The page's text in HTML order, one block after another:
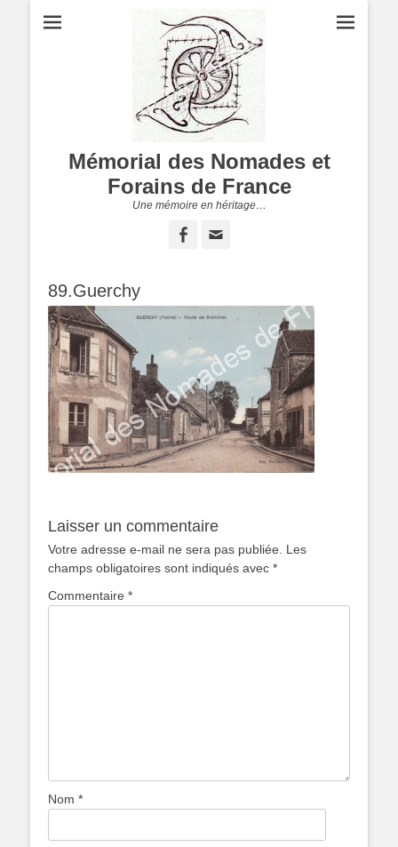
Mémorial des Nomades et
Forains de France
Une mémoire en héritage…
Facebook
89.Guerchy
Laisser un commentaire
Votre adresse e-mail ne sera pas publiée.
Les
champs obligatoires sont indiqués avec *
Commentaire *
Nom *